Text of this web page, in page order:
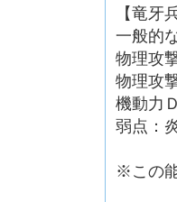
【竜牙
一般的
物理攻
物理攻
機動力
弱点：
※この